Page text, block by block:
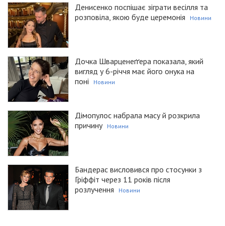
Денисенко поспішає зіграти весілля та
розповіла, якою буде церемонія
Новини
Дочка Шварценеґґера показала, який
вигляд у 6-річчя має його онука на
поні
Новини
Дімопулос набрала масу й розкрила
причину
Новини
Бандерас висловився про стосунки з
Гріффіт через 11 років після
розлучення
Новини